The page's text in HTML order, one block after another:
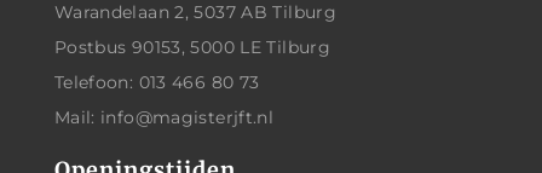
Warandelaan 2, 5037 AB Tilburg
Postbus 90153, 5000 LE Tilburg
Telefoon: 013 466 80 73
Mail: info@magisterjft.nl